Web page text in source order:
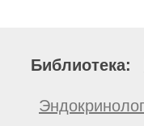
Библиотека: